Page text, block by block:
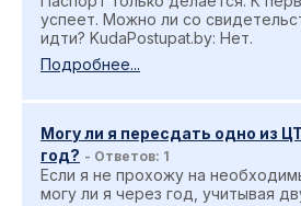
успеет. Можно ли со
идти? KudaPostupat.by: Нет.
Подробнее...
Могу ли я пересдать одно из
год? - Ответов: 1
Если я не прохожу на
могу ли я через год, учитывая